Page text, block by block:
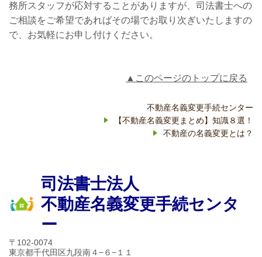
務所スタッフが応対することがありますが、司法書士への
ご相談をご希望であればその場でお取り次ぎいたしますの
で、お気軽にお申し付けください。
▲このページのトップに戻る
不動産名義変更手続センター
【不動産名義変更まとめ】知識８選！
不動産の名義変更とは？
司法書士法人
不動産名義変更手続センタ
ー
〒102-0074
東京都千代田区九段南４−６−１１